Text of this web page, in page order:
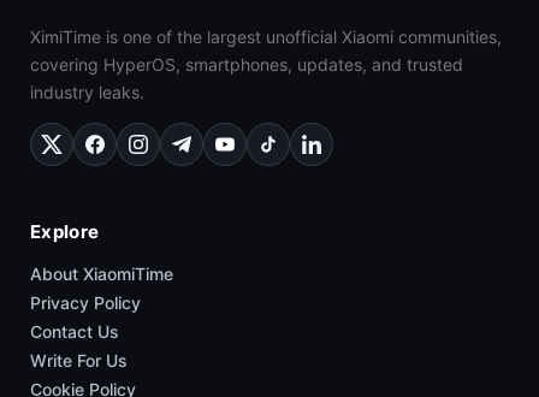
XimiTime is one of the largest unofficial Xiaomi communities,
covering HyperOS, smartphones, updates, and trusted
industry leaks.
Explore
About XiaomiTime
Privacy Policy
Contact Us
Write For Us
Cookie Policy